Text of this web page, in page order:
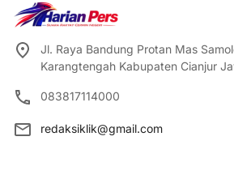
Jl. Raya Bandung Protan Mas
Karangtengah Kabupaten Cianjur
083817114000
redaksiklik@gmail.com